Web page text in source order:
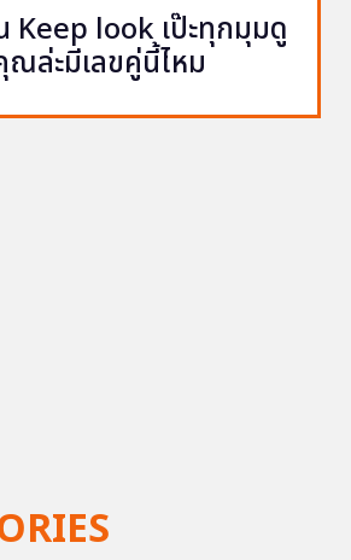
Keep look เป๊ะทุกมุมดู
ล่ะมีเลขคู่นี้ไหม